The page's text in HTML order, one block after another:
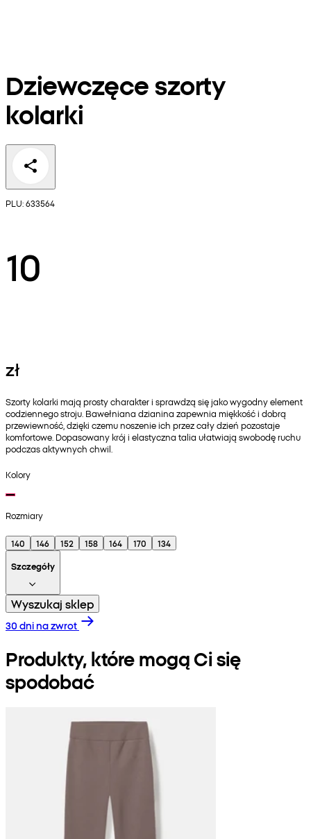
Dziewczęce szorty
kolarki
PLU: 633564
10
zł
Szorty kolarki mają prosty charakter i sprawdzą się jako wygodny element
codziennego stroju. Bawełniana dzianina zapewnia miękkość i dobrą
przewiewność, dzięki czemu noszenie ich przez cały dzień pozostaje
komfortowe. Dopasowany krój i elastyczna talia ułatwiają swobodę ruchu
podczas aktywnych chwil.
Kolory
Rozmiary
140 146 152 158 164 170
134
Szczegóły
Wyszukaj sklep
30 dni na zwrot
Produkty, które mogą Ci się
spodobać